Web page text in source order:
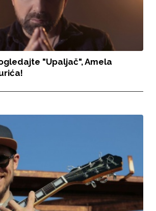
"Upaljač", Amela